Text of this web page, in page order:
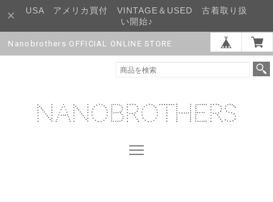
USA アメリカ買付 VINTAGE＆USED 古着取り扱
い開始♪
Nanobrothers OFFICIAL ONLINE STORE